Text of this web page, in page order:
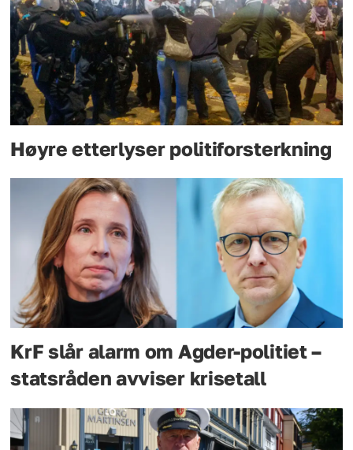
Høyre etterlyser politiforsterkning
KrF slår alarm om Agder-politiet –
statsråden avviser krisetall